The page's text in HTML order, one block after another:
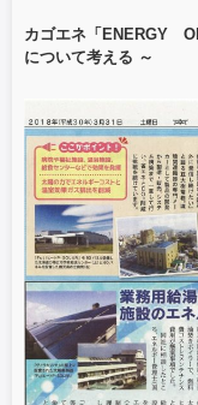
カゴエネ「ENERGY
について考える ～